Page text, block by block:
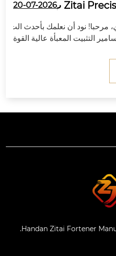
تتمتع Zitai Precision Fasteners ب
وهي على
الخا
20-07-2026
مرحبا! نود أن نعلمك بأحدث الت
التثبيت المعبأة عالية القوة
الصين.